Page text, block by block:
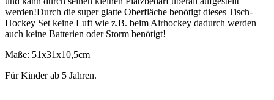
werden!Durch die super glatte Oberfläche benötigt dieses Tisch-
Hockey Set keine Luft wie z.B. beim Airhockey dadurch werden
auch keine Batterien oder Storm benötigt!
Maße: 51x31x10,5cm
Für Kinder ab 5 Jahren.